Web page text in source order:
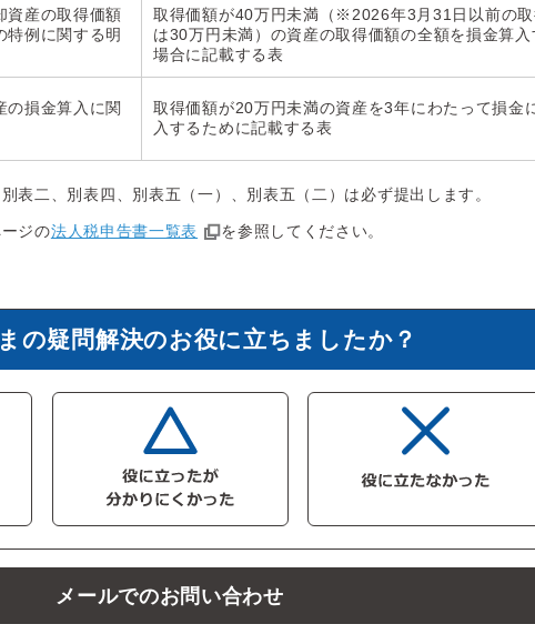
資産の取得価額
特例に関する明
取得価額が40万円未満（※2026年3月31日以前の
は30万円未満）の資産の取得価額の全額を損金算入
場合に記載する表
の損金算入に関
取得価額が20万円未満の資産を3年にわたって損金
入するために記載する表
表二、別表四、別表五（一）、別表五（二）は必ず提出します。
ジの法人税申告書一覧表 を参照してください。
の疑問解決のお役に立ちましたか？
メールでのお問い合わせ